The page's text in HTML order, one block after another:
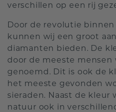
verschillen op een rij
Door de revolutie
kunnen wij een groot
diamanten bieden. De
door de meeste mensen
genoemd. Dit is ook de
het meeste gevonden
sieraden. Naast de kleur
natuur ook in